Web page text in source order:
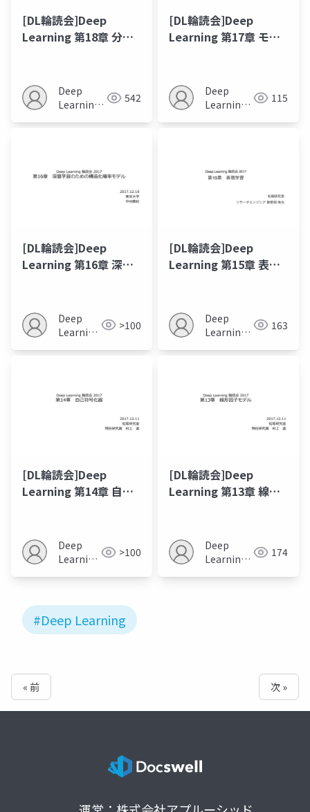
[DL輪読会]Deep
Learning 第18章 分配
Deep
Learning
542
[DL輪読会]Deep
Learning 第17章 モン
Deep
Learning
115
[DL輪読会]Deep
Learning 第16章 深層
Deep
Learning
>100
[DL輪読会]Deep
Learning 第15章 表現
Deep
Learning
163
[DL輪読会]Deep
Learning 第14章 自己
Deep
Learning
>100
[DL輪読会]Deep
Learning 第13章 線形
Deep
Learning
174
#Deep Learning
« 前 次 »